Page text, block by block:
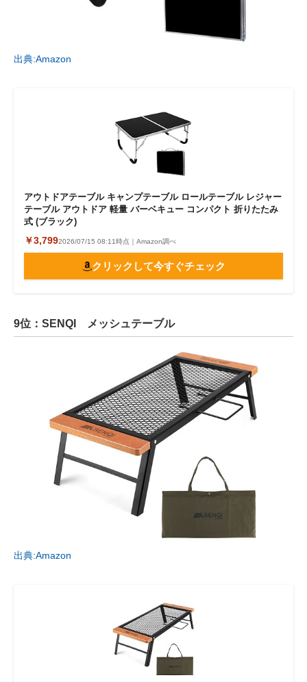
出典:Amazon
アウトドアテーブル キャンプテーブル ロールテーブル レジャー
テーブル アウトドア 軽量 バーベキュー コンパクト 折りたたみ
式 (ブラック)
￥3,7992026/07/15 08:11時点｜Amazon調べ
クリックして今すぐチェック
9位：SENQI メッシュテーブル
出典:Amazon